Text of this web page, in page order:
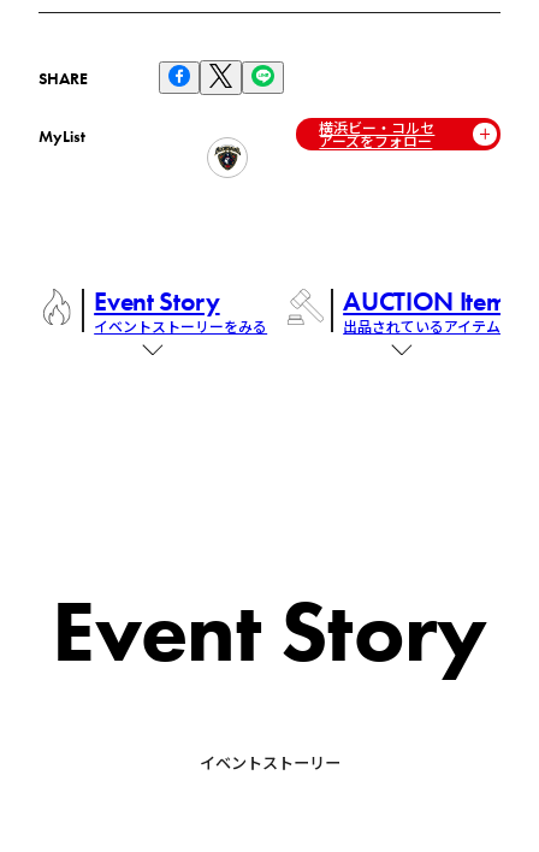
SHARE
MyList 横浜ビー・コルセ
アーズをフォロー
Event Story
イベントストーリーをみる
AUCTION Items
出品されているアイテム
Event Story
イベントストーリー